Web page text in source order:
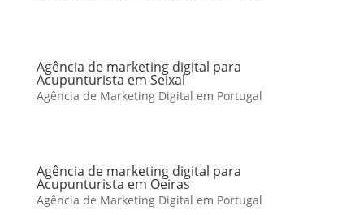
Agência de marketing digital para
Acupunturista em Seixal
Agência de Marketing Digital em Portugal
Agência de marketing digital para
Acupunturista em Oeiras
Agência de Marketing Digital em Portugal